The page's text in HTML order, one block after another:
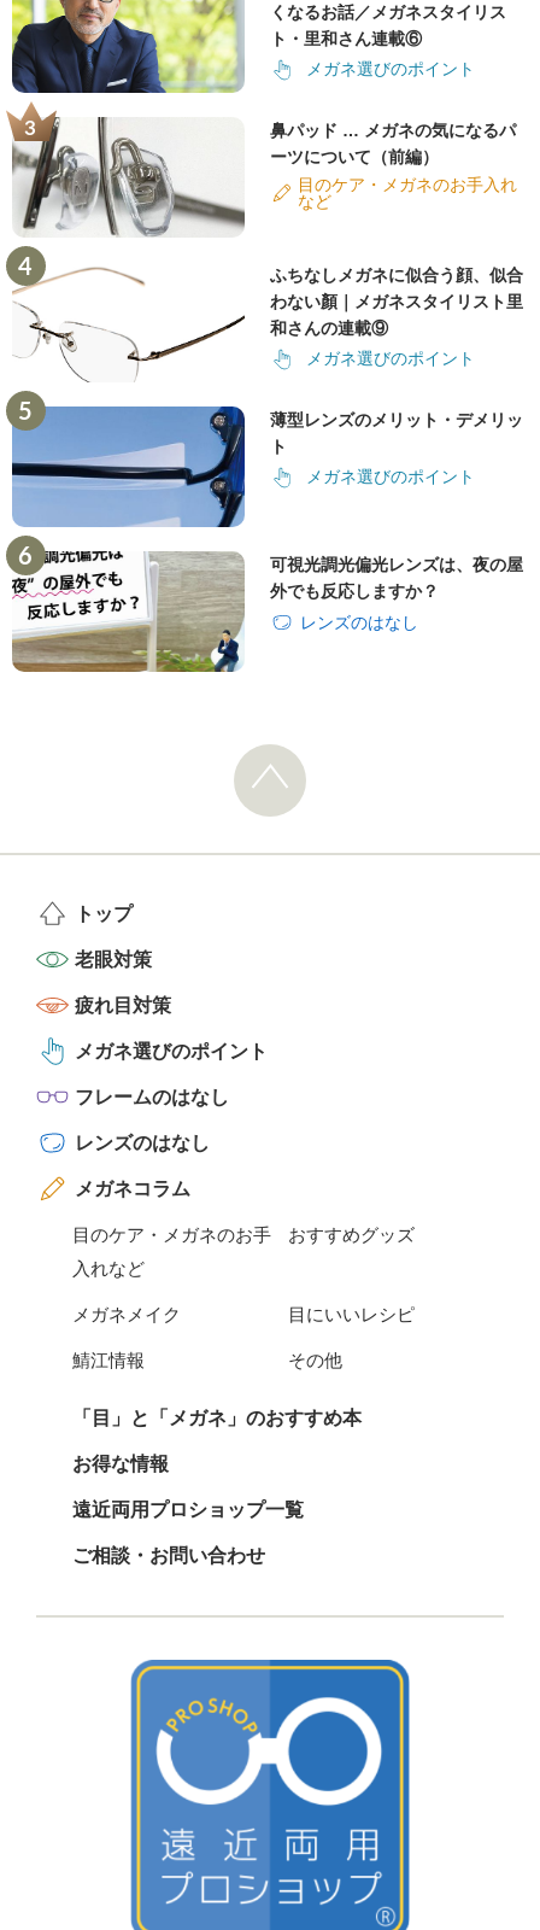
くなるお話／メガネスタイリス
ト・里和さん連載⑥
メガネ選びのポイント
鼻パッド … メガネの気になるパ
ーツについて（前編）
目のケア・メガネのお手入れ
など
ふちなしメガネに似合う顔、似合
わない顏｜メガネスタイリスト里
和さんの連載⑨
メガネ選びのポイント
薄型レンズのメリット・デメリッ
ト
メガネ選びのポイント
可視光調光偏光レンズは、夜の屋
外でも反応しますか？
レンズのはなし
トップ
老眼対策
疲れ目対策
メガネ選びのポイント
フレームのはなし
レンズのはなし
メガネコラム
目のケア・メガネのお手
入れなど
おすすめグッズ
メガネメイク 目にいいレシピ
鯖江情報 その他
「目」と「メガネ」のおすすめ本
お得な情報
遠近両用プロショップ一覧
ご相談・お問い合わせ